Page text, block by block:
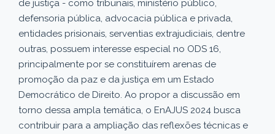
de justiça - como tribunais, ministério público,
defensoria pública, advocacia pública e privada,
entidades prisionais, serventias extrajudiciais, dentre
outras, possuem interesse especial no ODS 16,
principalmente por se constituírem arenas de
promoção da paz e da justiça em um Estado
Democrático de Direito. Ao propor a discussão em
torno dessa ampla temática, o EnAJUS 2024 busca
contribuir para a ampliação das reflexões técnicas e